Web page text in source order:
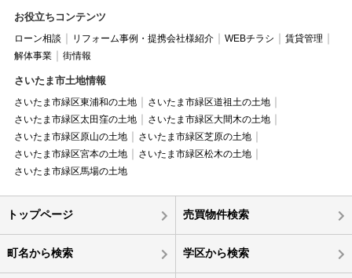
お役立ちコンテンツ
ローン相談 リフォーム事例・提携会社様紹介 WEBチラシ
賃貸管理
解体事業
街情報
さいたま市土地情報
さいたま市緑区東浦和の土地
さいたま市緑区道祖土の土地
さいたま市緑区太田窪の土地
さいたま市緑区大間木の土地
さいたま市緑区原山の土地
さいたま市緑区芝原の土地
さいたま市緑区宮本の土地
さいたま市緑区松木の土地
さいたま市緑区馬場の土地
トップページ 売買物件検索
町名から検索 学区から検索